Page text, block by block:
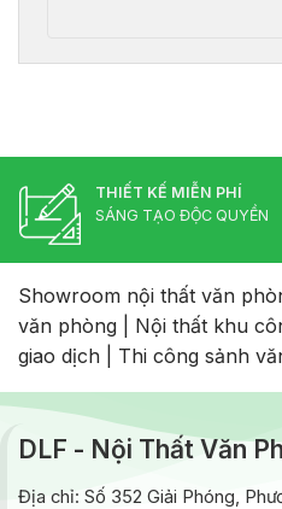
THIẾT KẾ MIỄN PHÍ
SÁNG TẠO ĐỘC QUYỀN
Showroom nội thất văn
văn phòng
Nội thất khu
giao dịch
Thi công sảnh
DLF - Nội Thất Văn
Địa chỉ: Số 352 Giải Phóng,